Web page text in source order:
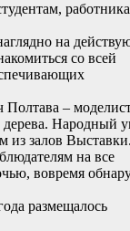
на
со всей
–
дерева. Народный
из залов Выставки.
на все
вовремя
размещалось